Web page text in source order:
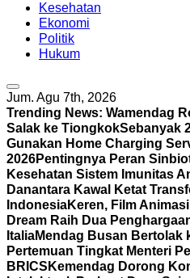
Kesehatan
Ekonomi
Politik
Hukum
Jum. Agu 7th, 2026
Trending News: Wamendag
Salak ke TiongkokSebanyak
Gunakan Home Charging
2026Pentingnya Peran
Kesehatan Sistem Imunitas
Danantara Kawal Ketat
IndonesiaKeren, Film
Dream Raih Dua
ItaliaMendag Busan Bertolak
Pertemuan Tingkat Menteri
BRICS Kemendag Dorong